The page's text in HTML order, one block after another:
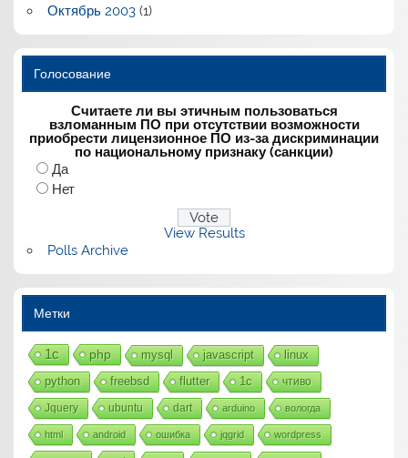
Октябрь 2003(1)
Голосование
Считаете ли вы этичным пользоваться
взломанным ПО при отсутствии возможности
приобрести лицензионное ПО из-за дискриминации
по национальному признаку (санкции)
Да
Нет
View Results
Polls Archive
Метки
1с php mysql javascript linux
python freebsd flutter 1c чтиво
Jquery ubuntu dart arduino вологда
html android ошибка jqgrid wordpress